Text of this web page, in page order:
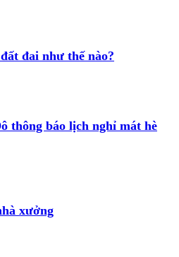
đai như thế nào?
thông báo lịch nghỉ mát hè
xưởng